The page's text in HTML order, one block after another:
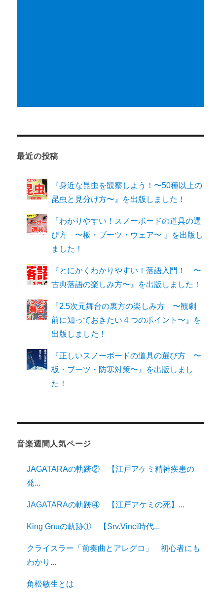
最近の投稿
『身近な昆虫を観察しよう！〜50種以上の
昆虫と見分け方〜』を出版しました！
『わかりやすい！スノーボードの道具の選
び方 〜板・ブーツ・ウェア〜 』を出版し
ました！
『とにかくわかりやすい！落語入門！ 〜
古典落語の楽しみ方〜』を出版しました！
『2.5次元舞台の裏方の楽しみ方 〜観劇
前に知っておきたい４つのポイント〜』を
出版しました！
『正しいスノーボードの道具の選び方 〜
板・ブーツ・防寒対策〜』を出版しまし
た！
音楽週間人気ページ
JAGATARAの軌跡② 【江戸アケミ精神疾患の
発...
JAGATARAの軌跡④ 【江戸アケミの死】...
King Gnuの軌跡① 【Srv.Vinci時代...
クライスラー「前奏曲とアレグロ」 初心者にも
わかり...
角松敏生とは